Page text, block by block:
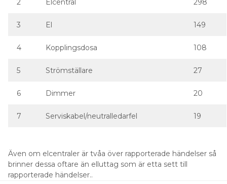
4 Kopplingsdosa 108
5 Strömställare 27
6 Dimmer 20
7 Serviskabel/neutralledarfel 19
Även om elcentraler är tvåa över rapporterade händelser så
brinner dessa oftare än elluttag som är etta sett till
Bland fast installerade apparater avslöjar
brandstatistiken 14 värstingar. Antal